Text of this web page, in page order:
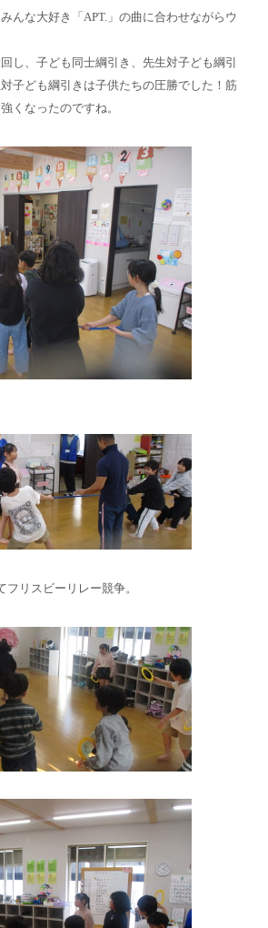
んな大好き「APT.」の曲に合わせながらウ
し、子ども同士綱引き、先生対子ども綱引
子ども綱引きは子供たちの圧勝でした！筋
くなったのですね。
リスビーリレー競争。